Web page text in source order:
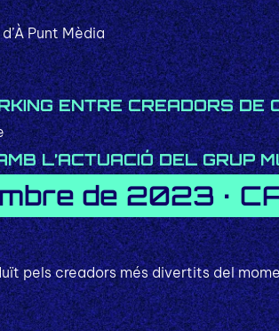
Punt Mèdia
ENTRE CREADORS DE
L’ACTUACIÓ DEL GRUP
de 2023 ·
pels creadors més divertits del